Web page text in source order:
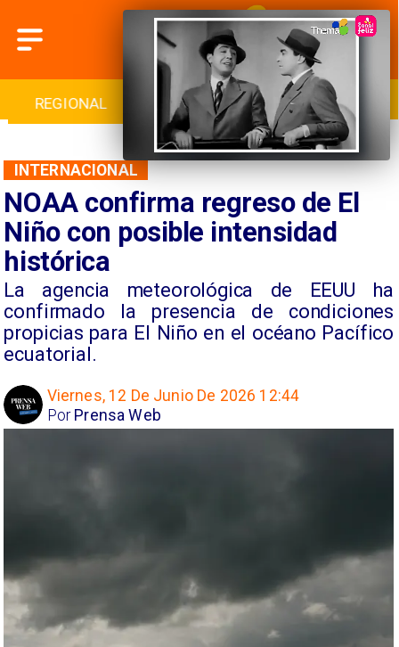
INTERNACIONAL DEPORTES CULTURA
NOAA confirma regreso de El
Niño con posible intensidad
histórica
La agencia meteorológica de EEUU ha
confirmado la presencia de condiciones
propicias para El Niño en el océano Pacífico
ecuatorial.
INTERNACIONAL
Viernes, 12 De Junio De 2026 12:44
Prensa Web
Por